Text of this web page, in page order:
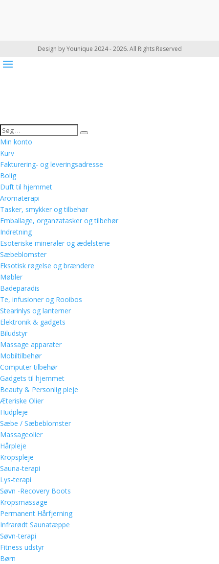
Design by Younique 2024 - 2026. All Rights Reserved
Min konto
Kurv
Fakturering- og leveringsadresse
Bolig
Duft til hjemmet
Aromaterapi
Tasker, smykker og tilbehør
Emballage, organzatasker og tilbehør
Indretning
Esoteriske mineraler og ædelstene
Sæbeblomster
Eksotisk røgelse og brændere
Møbler
Badeparadis
Te, infusioner og Rooibos
Stearinlys og lanterner
Elektronik & gadgets
Biludstyr
Massage apparater
Mobiltilbehør
Computer tilbehør
Gadgets til hjemmet
Beauty & Personlig pleje
Æteriske Olier
Hudpleje
Sæbe / Sæbeblomster
Massageolier
Hårpleje
Kropspleje
Sauna-terapi
Lys-terapi
Søvn -Recovery Boots
Kropsmassage
Permanent Hårfjerning
Infrarødt Saunatæppe
Søvn-terapi
Fitness udstyr
Børn